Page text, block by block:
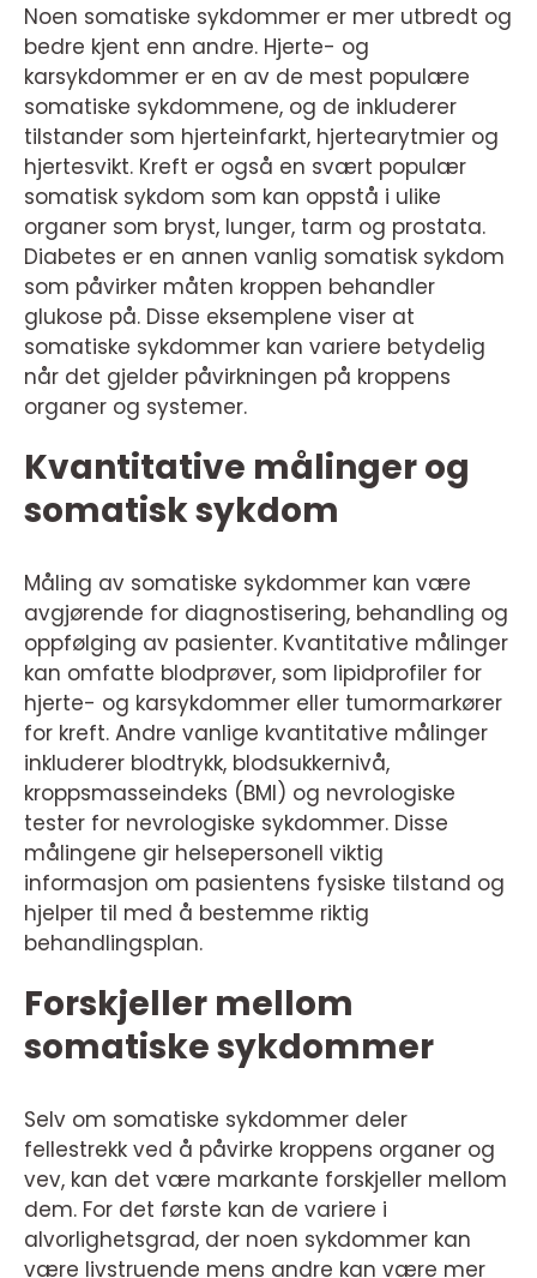
Noen somatiske sykdommer er mer utbredt og
bedre kjent enn andre. Hjerte- og
karsykdommer er en av de mest populære
somatiske sykdommene, og de inkluderer
tilstander som hjerteinfarkt, hjertearytmier og
hjertesvikt. Kreft er også en svært populær
somatisk sykdom som kan oppstå i ulike
organer som bryst, lunger, tarm og prostata.
Diabetes er en annen vanlig somatisk sykdom
som påvirker måten kroppen behandler
glukose på. Disse eksemplene viser at
somatiske sykdommer kan variere betydelig
når det gjelder påvirkningen på kroppens
organer og systemer.
Kvantitative målinger og
somatisk sykdom
Måling av somatiske sykdommer kan være
avgjørende for diagnostisering, behandling og
oppfølging av pasienter. Kvantitative målinger
kan omfatte blodprøver, som lipidprofiler for
hjerte- og karsykdommer eller tumormarkører
for kreft. Andre vanlige kvantitative målinger
inkluderer blodtrykk, blodsukkernivå,
kroppsmasseindeks (BMI) og nevrologiske
tester for nevrologiske sykdommer. Disse
målingene gir helsepersonell viktig
informasjon om pasientens fysiske tilstand og
hjelper til med å bestemme riktig
behandlingsplan.
Forskjeller mellom
somatiske sykdommer
Selv om somatiske sykdommer deler
fellestrekk ved å påvirke kroppens organer og
vev, kan det være markante forskjeller mellom
dem. For det første kan de variere i
alvorlighetsgrad, der noen sykdommer kan
være livstruende mens andre kan være mer